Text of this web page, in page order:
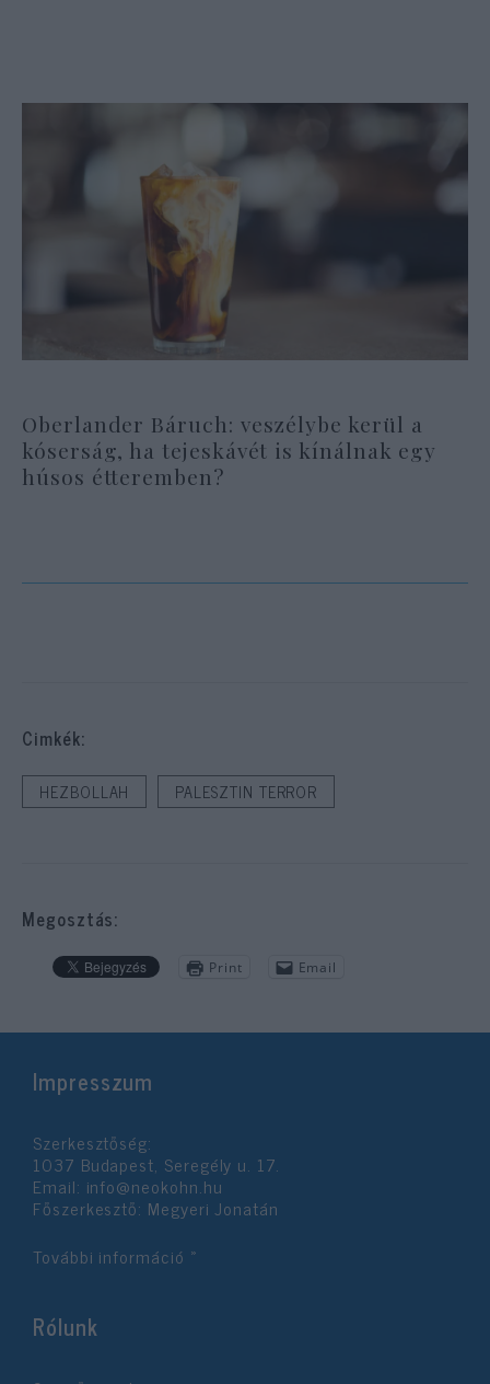
Oberlander Báruch: veszélybe kerül a
kóserság, ha tejeskávét is kínálnak egy
húsos étteremben?
Cimkék:
HEZBOLLAH PALESZTIN TERROR
Megosztás:
Print Email
Impresszum
Szerkesztőség:
1037 Budapest, Seregély u. 17.
Email: info@neokohn.hu
Főszerkesztő: Megyeri Jonatán
További információ »
Rólunk